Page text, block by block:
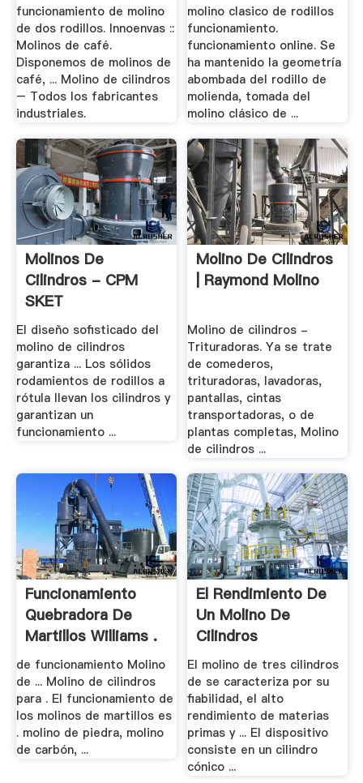
funcionamiento de molino
de dos rodillos. Innoenvas ::
Molinos de café.
Disponemos de molinos de
café, ... Molino de cilindros
– Todos los fabricantes
industriales.
molino clasico de rodillos
funcionamiento.
funcionamiento online. Se
ha mantenido la geometría
abombada del rodillo de
molienda, tomada del
molino clásico de ...
Molinos De
Cilindros - CPM
SKET
El diseño sofisticado del
molino de cilindros
garantiza ... Los sólidos
rodamientos de rodillos a
rótula llevan los cilindros y
garantizan un
funcionamiento ...
Molino De Cilindros
| Raymond Molino
Molino de cilindros -
Trituradoras. Ya se trate
de comederos,
trituradoras, lavadoras,
pantallas, cintas
transportadoras, o de
plantas completas, Molino
de cilindros ...
Funcionamiento
Quebradora De
Martillos Williams .
de funcionamiento Molino
de ... Molino de cilindros
para . El funcionamiento de
los molinos de martillos es
. molino de piedra, molino
de carbón, ...
El Rendimiento De
Un Molino De
Cilindros
El molino de tres cilindros
de se caracteriza por su
fiabilidad, el alto
rendimiento de materias
primas y ... El dispositivo
consiste en un cilindro
cónico ...